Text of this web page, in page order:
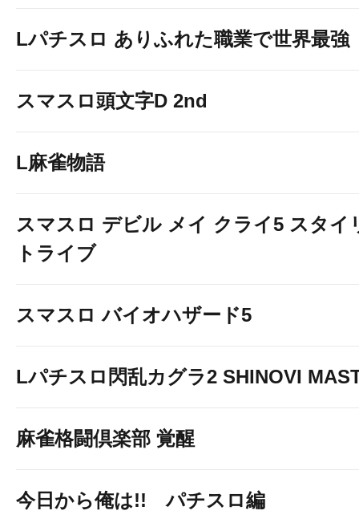
Lパチスロ ありふれた職業で世界最強
スマスロ頭文字D 2nd
L麻雀物語
スマスロ デビル メイ クライ5 スタイ
トライブ
スマスロ バイオハザード5
Lパチスロ閃乱カグラ2 SHINOVI
麻雀格闘倶楽部 覚醒
今日から俺は!! パチスロ編